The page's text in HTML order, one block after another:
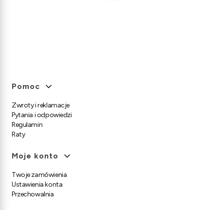
Linki w stopce
Pomoc
Zwroty i reklamacje
Pytania i odpowiedzi
Regulamin
Raty
Moje konto
Twoje zamówienia
Ustawienia konta
Przechowalnia